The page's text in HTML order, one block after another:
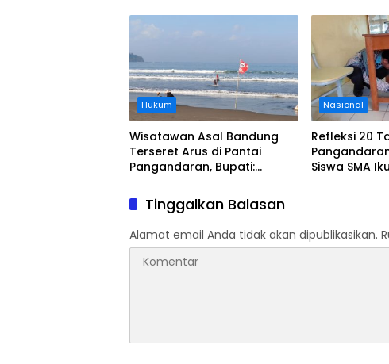
Legokjawa
Hukum
Wisatawan Asal Bandung
Terseret Arus di Pantai
Pangandaran, Bupati:
Aturan
Nasional
Refleksi 20
Siswa SMA
Tinggalkan Balasan
Alamat email Anda tidak akan dipublikasikan.